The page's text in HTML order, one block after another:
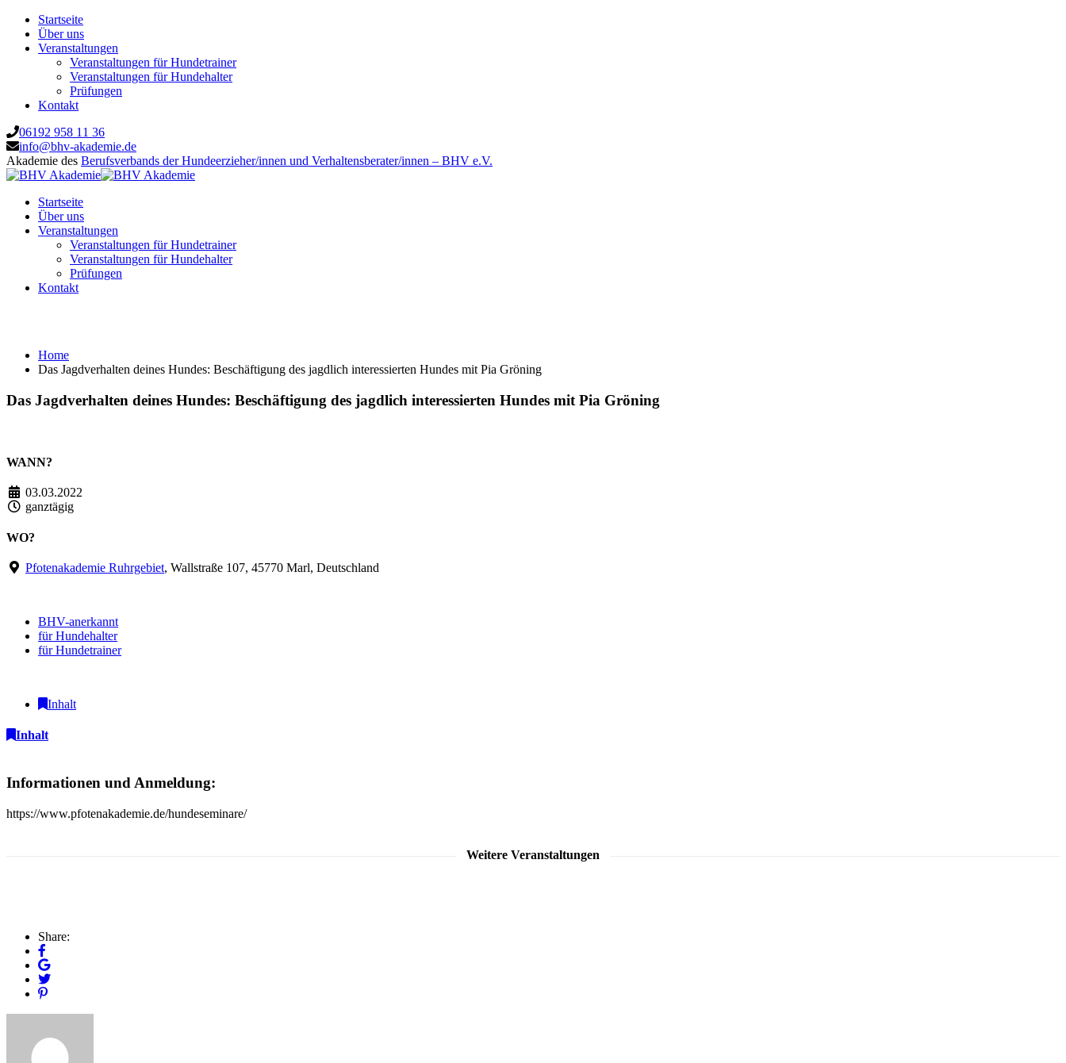
Startseite
Über uns
Veranstaltungen
Veranstaltungen für Hundetrainer
Veranstaltungen für Hundehalter
Prüfungen
Kontakt
06192 958 11 36
info@bhv-akademie.de
Akademie des Berufsverbands der Hundeerzieher/innen und Verhaltensberater/innen – BHV e.V.
Startseite
Über uns
Veranstaltungen
Veranstaltungen für Hundetrainer
Veranstaltungen für Hundehalter
Prüfungen
Kontakt
Home
Das Jagdverhalten deines Hundes: Beschäftigung des jagdlich interessierten Hundes mit Pia Gröning
Das Jagdverhalten deines Hundes: Beschäftigung des jagdlich interessierten Hundes mit Pia Gröning
WANN?
03.03.2022
ganztägig
WO?
Pfotenakademie Ruhrgebiet, Wallstraße 107, 45770 Marl, Deutschland
BHV-anerkannt
für Hundehalter
für Hundetrainer
Inhalt
Inhalt
Informationen und Anmeldung:
https://www.pfotenakademie.de/hundeseminare/
Weitere Veranstaltungen
Share: